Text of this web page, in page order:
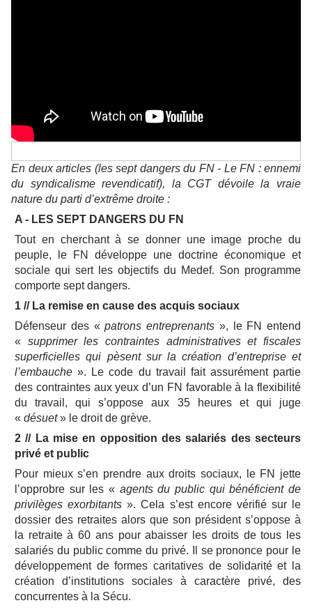
En deux articles (les sept dangers du FN - Le FN : ennemi
du syndicalisme revendicatif), la CGT dévoile la vraie
nature du parti d’extrême droite :
A - LES SEPT DANGERS DU FN
Tout en cherchant à se donner une image proche du
peuple, le FN développe une doctrine économique et
sociale qui sert les objectifs du Medef. Son programme
comporte sept dangers.
1 // La remise en cause des acquis sociaux
Défenseur des «patrons entreprenants », le FN entend
« supprimer les contraintes administratives et fiscales
superficielles qui pèsent sur la création d’entreprise et
l’embauche ». Le code du travail fait assurément partie
des contraintes aux yeux d’un FN favorable à la flexibilité
du travail, qui s’oppose aux 35 heures et qui juge
« désuet» le droit de grève.
2 // La mise en opposition des salariés des secteurs
privé et public
Pour mieux s’en prendre aux droits sociaux, le FN jette
l’opprobre sur les « agents du public qui bénéficient de
privilèges exorbitants ». Cela s’est encore vérifié sur le
dossier des retraites alors que son président s’oppose à
la retraite à 60 ans pour abaisser les droits de tous les
salariés du public comme du privé. Il se prononce pour le
développement de formes caritatives de solidarité et la
création d’institutions sociales à caractère privé, des
concurrentes à la Sécu.